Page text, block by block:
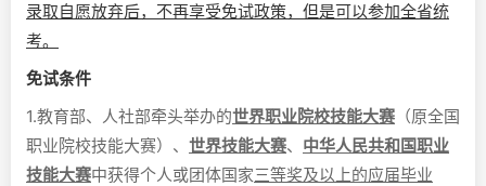
录取自愿放弃后，不再享受免试政策，但是可以参加全省统
考。
免试条件
1.教育部、人社部牵头举办的世界职业院校技能大赛 （原全国
职业院校技能大赛）、 世界技能大赛、 中华人民共和国职业
技能大赛中获得个人或团体国家三等奖及以上的应届毕业